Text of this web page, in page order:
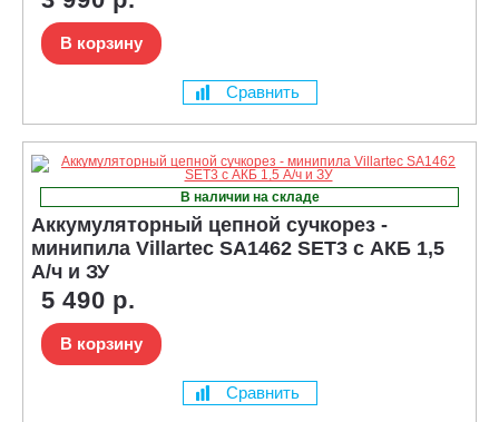
В корзину
Сравнить
В наличии на складе
Аккумуляторный цепной сучкорез -
минипила Villartec SA1462 SET3 с АКБ 1,5
А/ч и ЗУ
5 490 р.
В корзину
Сравнить